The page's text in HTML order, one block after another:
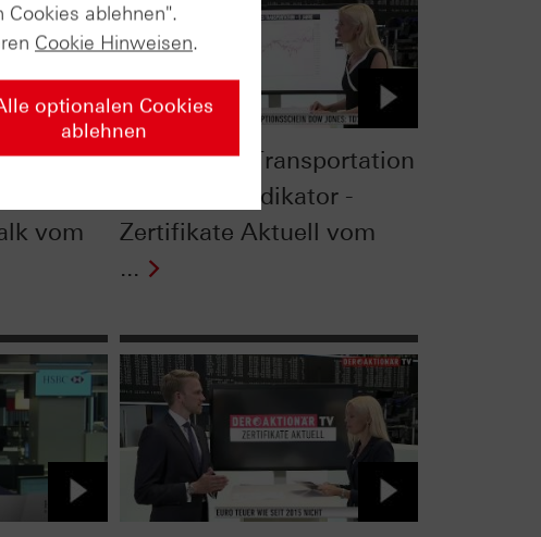
vom
Dow Jones Transportation
als Vorlaufindikator -
Zertifikate Aktuell vom
...
ablehnen".
Cookie Hinweisen.
optionalen Cookies
ablehnen